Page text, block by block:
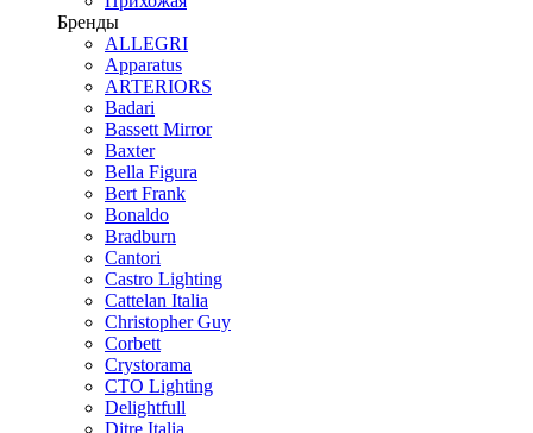
Бренды
ALLEGRI
Apparatus
ARTERIORS
Badari
Bassett Mirror
Baxter
Bella Figura
Bert Frank
Bonaldo
Bradburn
Cantori
Castro Lighting
Cattelan Italia
Christopher Guy
Corbett
Crystorama
CTO Lighting
Delightfull
Ditre Italia